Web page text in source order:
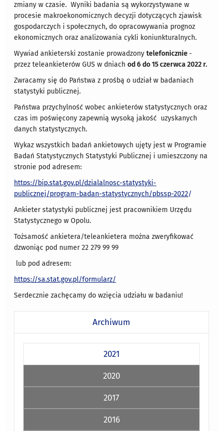
zmiany w czasie. Wyniki badania są wykorzystywane w
procesie makroekonomicznych decyzji dotyczących zjawisk
gospodarczych i społecznych, do opracowywania prognoz
ekonomicznych oraz analizowania cykli koniunkturalnych.
Wywiad ankieterski zostanie prowadzonytelefonicznie-
przez teleankieterów GUS w dniachod 6 do 15 czerwca 2022 r.
Zwracamy się do Państwa z prośbą o udział w badaniach
statystyki publicznej.
Państwa przychylność wobec ankieterów statystycznych oraz
czas im poświęcony zapewnią wysoką jakość uzyskanych
danych statystycznych.
Wykaz wszystkich badań ankietowych ujęty jest w Programie
Badań Statystycznych Statystyki Publicznej i umieszczony na
stronie pod adresem:
https://bip.stat.gov.pl/dzialalnosc-statystyki-
publicznej/program-badan-statystycznych/pbssp-2022/
Ankieter statystyki publicznej jest pracownikiem Urzędu
Statystycznego w Opolu.
Tożsamość ankietera/teleankietera można zweryfikować
dzwoniąc pod numer 22 279 99 99
lub pod adresem:
https://sa.stat.gov.pl/formularz/
Serdecznie zachęcamy do wzięcia udziału w badaniu!
Archiwum
2021
2020
2017
2016